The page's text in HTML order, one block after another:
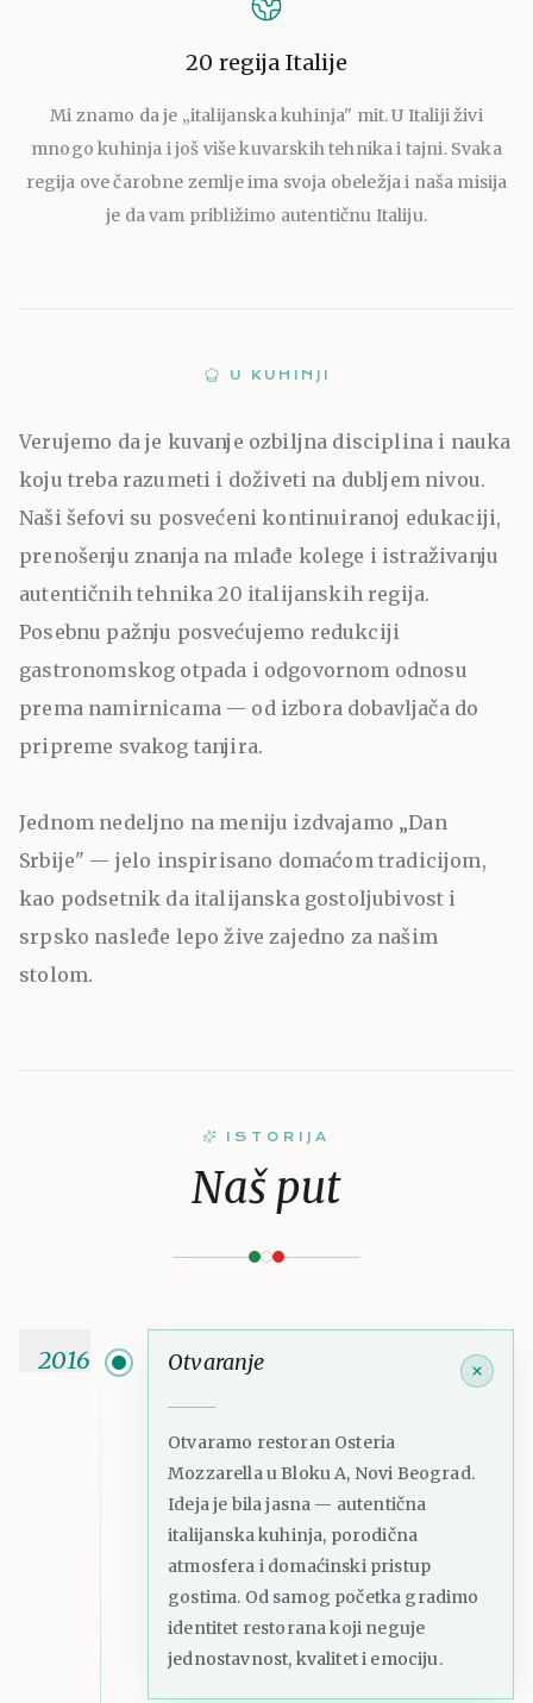
20 regija Italije
Mi znamo da je „italijanska kuhinja" mit. U Italiji živi
mnogo kuhinja i još više kuvarskih tehnika i tajni. Svaka
regija ove čarobne zemlje ima svoja obeležja i naša misija
je da vam približimo autentičnu Italiju.
U KUHINJI
Verujemo da je kuvanje ozbiljna disciplina i nauka
koju treba razumeti i doživeti na dubljem nivou.
Naši šefovi su posvećeni kontinuiranoj edukaciji,
prenošenju znanja na mlađe kolege i istraživanju
autentičnih tehnika 20 italijanskih regija.
Posebnu pažnju posvećujemo redukciji
gastronomskog otpada i odgovornom odnosu
prema namirnicama — od izbora dobavljača do
pripreme svakog tanjira.
Jednom nedeljno na meniju izdvajamo „Dan
Srbije" — jelo inspirisano domaćom tradicijom,
kao podsetnik da italijanska gostoljubivost i
srpsko nasleđe lepo žive zajedno za našim
stolom.
ISTORIJA
Naš put
2016 Otvaranje
Otvaramo restoran Osteria
Mozzarella u Bloku A, Novi Beograd.
Ideja je bila jasna — autentična
italijanska kuhinja, porodična
atmosfera i domaćinski pristup
gostima. Od samog početka gradimo
identitet restorana koji neguje
jednostavnost, kvalitet i emociju.